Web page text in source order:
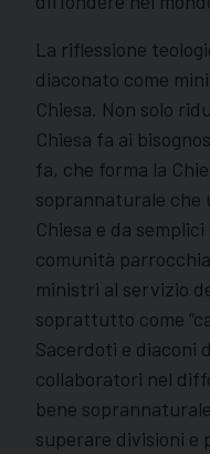
La riflessione
diaconato come
Chiesa. Non solo
Chiesa fa ai
fa, che forma la
soprannaturale che
Chiesa e da
comunità
ministri al servizio
soprattutto come
Sacerdoti e diaconi
collaboratori nel
bene
superare divisioni e